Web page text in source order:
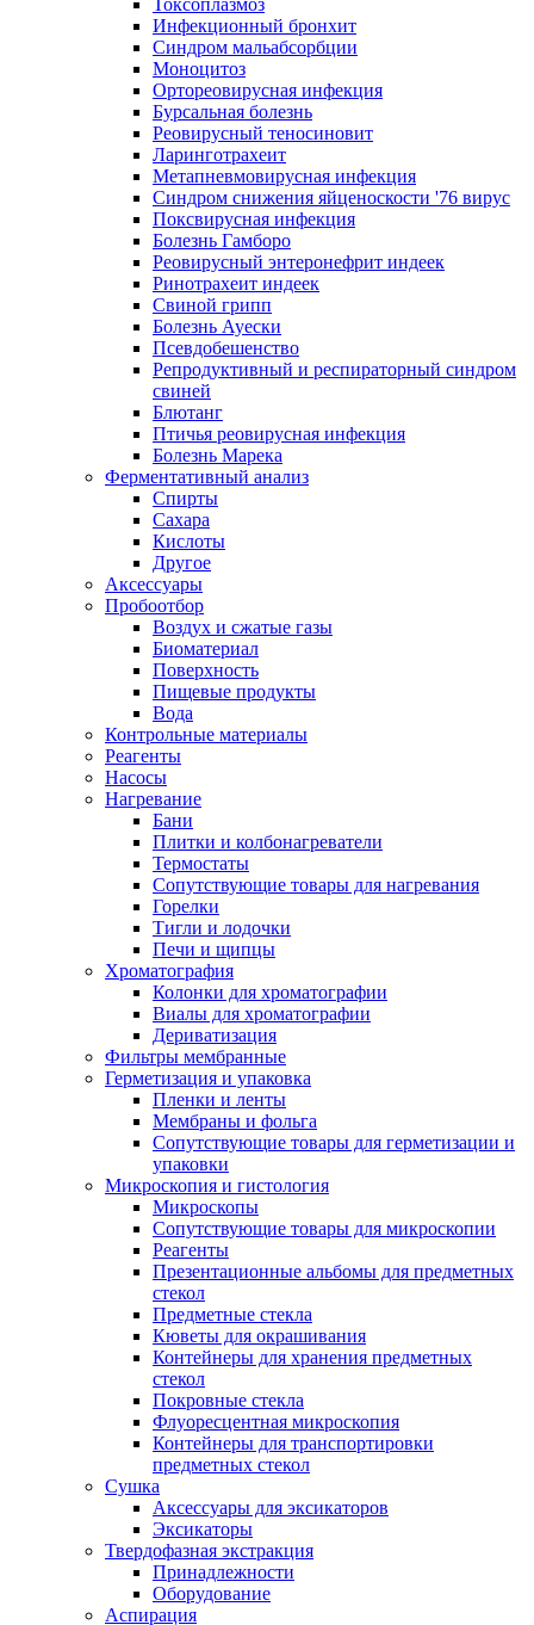
Токсоплазмоз
Инфекционный бронхит
Синдром мальабсорбции
Моноцитоз
Ортореовирусная инфекция
Бурсальная болезнь
Реовирусный теносиновит
Ларинготрахеит
Метапневмовирусная инфекция
Синдром снижения яйценоскости '76 вирус
Поксвирусная инфекция
Болезнь Гамборо
Реовирусный энтеронефрит индеек
Ринотрахеит индеек
Свиной грипп
Болезнь Ауески
Псевдобешенство
Репродуктивный и респираторный синдром
свиней
Блютанг
Птичья реовирусная инфекция
Болезнь Марека
Ферментативный анализ
Спирты
Сахара
Кислоты
Другое
Аксессуары
Пробоотбор
Воздух и сжатые газы
Биоматериал
Поверхность
Пищевые продукты
Вода
Контрольные материалы
Реагенты
Насосы
Нагревание
Бани
Плитки и колбонагреватели
Термостаты
Сопутствующие товары для нагревания
Горелки
Тигли и лодочки
Печи и щипцы
Хроматография
Колонки для хроматографии
Виалы для хроматографии
Дериватизация
Фильтры мембранные
Герметизация и упаковка
Пленки и ленты
Мембраны и фольга
Сопутствующие товары для герметизации и
упаковки
Микроскопия и гистология
Микроскопы
Сопутствующие товары для микроскопии
Реагенты
Презентационные альбомы для предметных
стекол
Предметные стекла
Кюветы для окрашивания
Контейнеры для хранения предметных
стекол
Покровные стекла
Флуоресцентная микроскопия
Контейнеры для транспортировки
предметных стекол
Сушка
Аксессуары для эксикаторов
Эксикаторы
Твердофазная экстракция
Принадлежности
Оборудование
Аспирация